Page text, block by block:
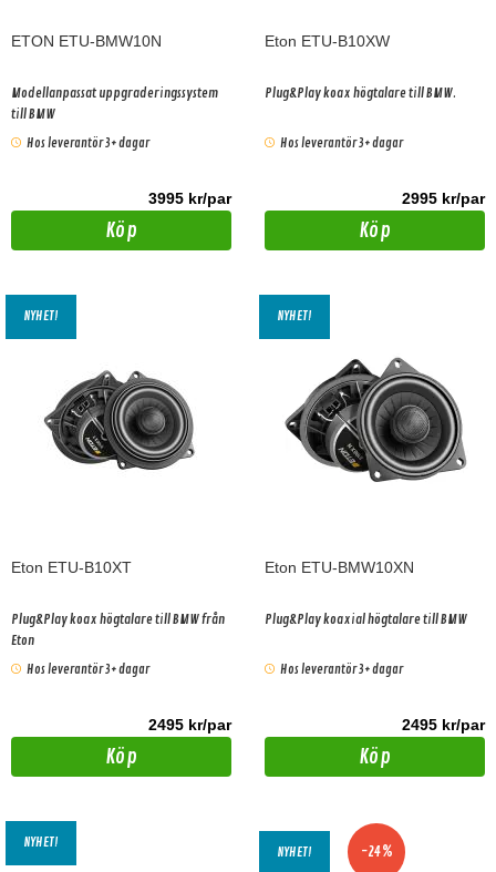
ETON ETU-BMW10N
Modellanpassat uppgraderingssystem
till BMW
Hos leverantör 3+ dagar
3995 kr/par
Köp
Eton ETU-B10XW
Plug&Play koax högtalare till BMW.
Hos leverantör 3+ dagar
2995 kr/par
Köp
NYHET!
Eton ETU-B10XT
Plug&Play koax högtalare till BMW från
Eton
Hos leverantör 3+ dagar
2495 kr/par
Köp
NYHET!
Eton ETU-BMW10XN
Plug&Play koaxial högtalare till BMW
Hos leverantör 3+ dagar
2495 kr/par
Köp
NYHET!
NYHET! -24%